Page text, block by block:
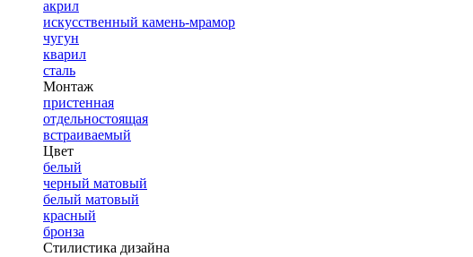
акрил
искусственный камень-мрамор
чугун
кварил
сталь
Монтаж
пристенная
отдельностоящая
встраиваемый
Цвет
белый
черный матовый
белый матовый
красный
бронза
Стилистика дизайна